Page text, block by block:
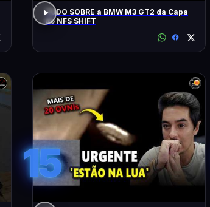
TUDO SOBRE a BMW M3 GT2 da Capa
do NFS SHIFT
15